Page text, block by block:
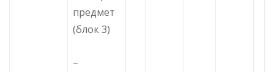
предмет
(блок 3)
–